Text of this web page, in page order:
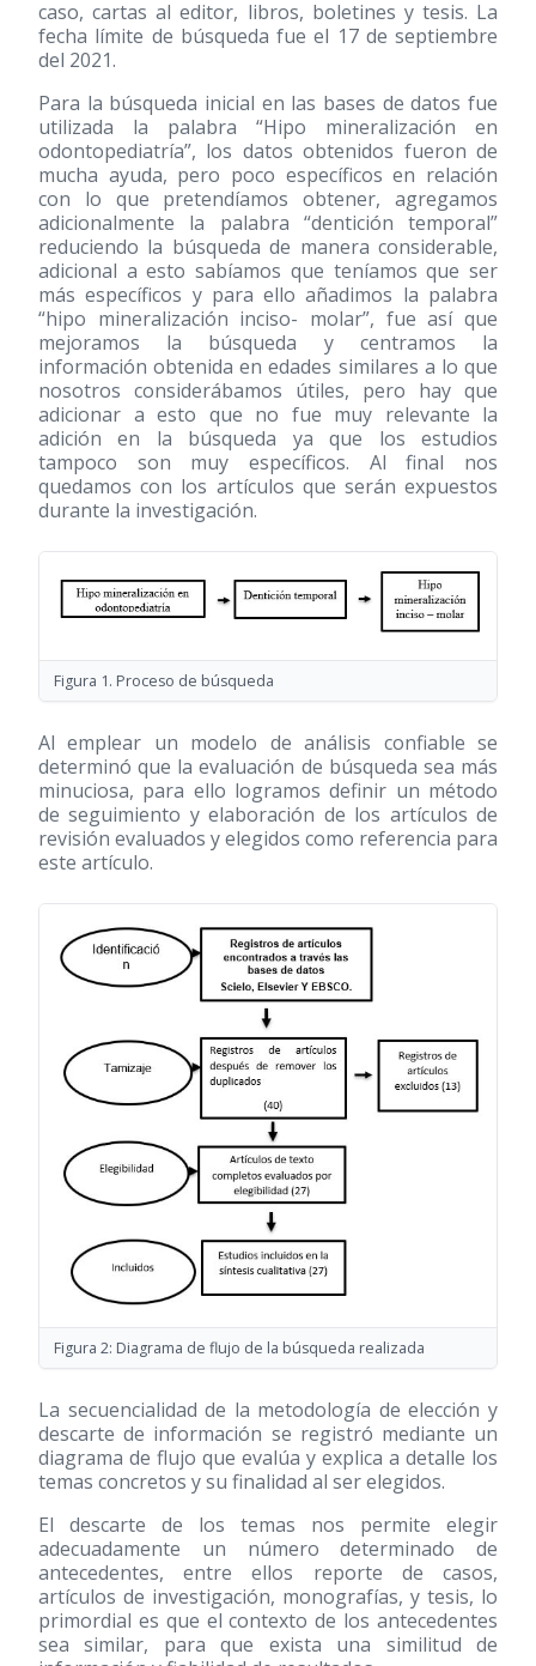
caso, cartas al editor, libros, boletines y tesis. La
fecha límite de búsqueda fue el 17 de septiembre
del 2021.
Para la búsqueda inicial en las bases de datos fue
utilizada la palabra “Hipo mineralización en
odontopediatría”, los datos obtenidos fueron de
mucha ayuda, pero poco específicos en relación
con lo que pretendíamos obtener, agregamos
adicionalmente la palabra “dentición temporal”
reduciendo la búsqueda de manera considerable,
adicional a esto sabíamos que teníamos que ser
más específicos y para ello añadimos la palabra
“hipo mineralización inciso- molar”, fue así que
mejoramos la búsqueda y centramos la
información obtenida en edades similares a lo que
nosotros considerábamos útiles, pero hay que
adicionar a esto que no fue muy relevante la
adición en la búsqueda ya que los estudios
tampoco son muy específicos. Al final nos
quedamos con los artículos que serán expuestos
durante la investigación.
Figura 1. Proceso de búsqueda
Al emplear un modelo de análisis confiable se
determinó que la evaluación de búsqueda sea más
minuciosa, para ello logramos definir un método
de seguimiento y elaboración de los artículos de
revisión evaluados y elegidos como referencia para
este artículo.
Figura 2: Diagrama de flujo de la búsqueda realizada
La secuencialidad de la metodología de elección y
descarte de información se registró mediante un
diagrama de flujo que evalúa y explica a detalle los
temas concretos y su finalidad al ser elegidos.
El descarte de los temas nos permite elegir
adecuadamente un número determinado de
antecedentes, entre ellos reporte de casos,
artículos de investigación, monografías, y tesis, lo
primordial es que el contexto de los antecedentes
sea similar, para que exista una similitud de